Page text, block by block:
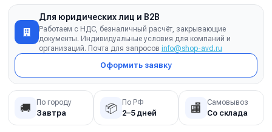
Для юридических лиц и B2B
Работаем с НДС, безналичный расчёт, закрывающие
документы. Индивидуальные условия для компаний и
организаций. Почта для запросов info@shop-avd.ru
Оформить заявку
🚚 По городу
Завтра 📦 По РФ
2–5 дней 🏬 Самовывоз
Со склада